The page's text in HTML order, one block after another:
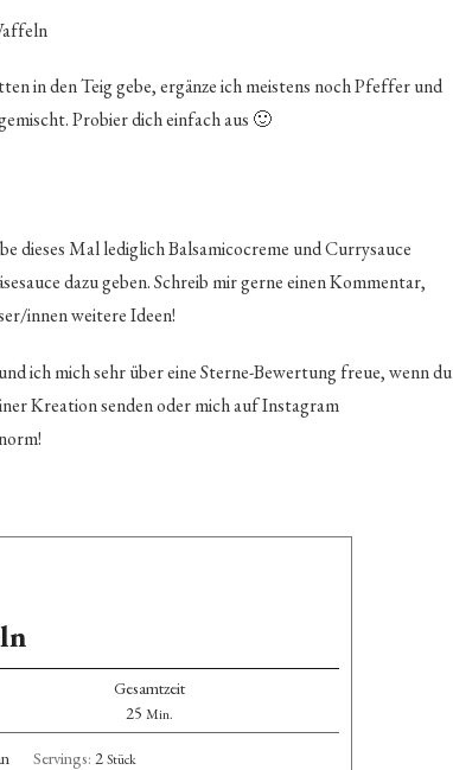
in den Teig gebe, ergänze ich meistens noch Pfeffer und
Probier dich einfach aus 🙂
dieses Mal lediglich Balsamicocreme und Currysauce
dazu geben. Schreib mir gerne einen Kommentar,
innen weitere Ideen!
ich mich sehr über eine Sterne-Bewertung freue, wenn du
Kreation senden oder mich auf Instagram
Gesamtzeit
25 Minuten
Min.
Servings:2 Stück